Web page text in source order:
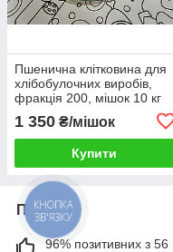
Пшенична клітковина для
хлібобулочних виробів,
фракція 200, мішок 10 кг
1 350 ₴/мішок
Купити
Про нас
96% позитивних з 56
КНОПКА
ЗВ'ЯЗКУ